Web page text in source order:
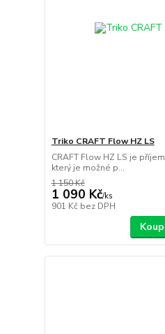
Triko CRAFT Flow HZ LS
CRAFT Flow HZ LS je
který je možné p...
1 150 Kč
1 090 Kč/ks
901 Kč bez DPH